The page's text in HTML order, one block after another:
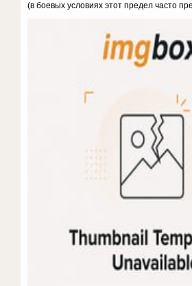
(в боевых условиях этот предел часто